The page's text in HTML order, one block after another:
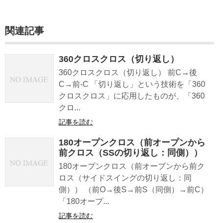
関連記事
360クロスクロス（切り返し）
360クロスクロス（切り返し） 前C→後
C→前-C 「切り返し」という技術を「360
クロスクロス」に応用したものが、「360
クロ...
記事を読む
180オープンクロス（前オープンから
前クロス（SSの切り返し：同側））
180オープンクロス（前オープンから前ク
ロス（サイドスイングの切り返し：同
側）） （前O→後S→前S（同側）→前C）
「180オープ...
記事を読む